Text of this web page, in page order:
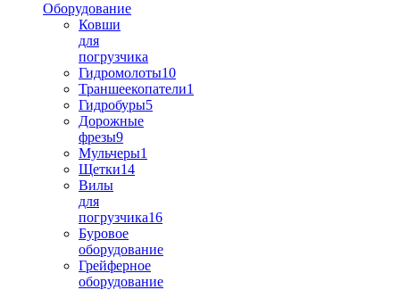
Оборудование
Ковши
для
погрузчика
Гидромолоты10
Траншеекопатели1
Гидробуры5
Дорожные
фрезы9
Мульчеры1
Щетки14
Вилы
для
погрузчика16
Буровое
оборудование
Грейферное
оборудование